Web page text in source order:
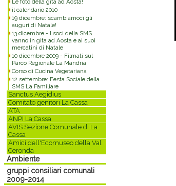
Le foto della gita ad Aosta!
il calendario 2010
19 dicembre: scambiamoci gli
auguri di Natale!
13 dicembre - I soci della SMS
vanno in gita ad Aosta e ai suoi
mercatini di Natale
10 dicembre 2009 - Filmati sul
Parco Regionale La Mandria
Corso di Cucina Vegetariana
12 settembre: Festa Sociale della
SMS La Familiare
Sanctus Aegidius
Comitato genitori La Cassa
ATA
ANPI La Cassa
AVIS Sezione Comunale di La
Cassa
Amici dell'Ecomuseo della Val
Ceronda
Ambiente
gruppi consiliari comunali
2009-2014